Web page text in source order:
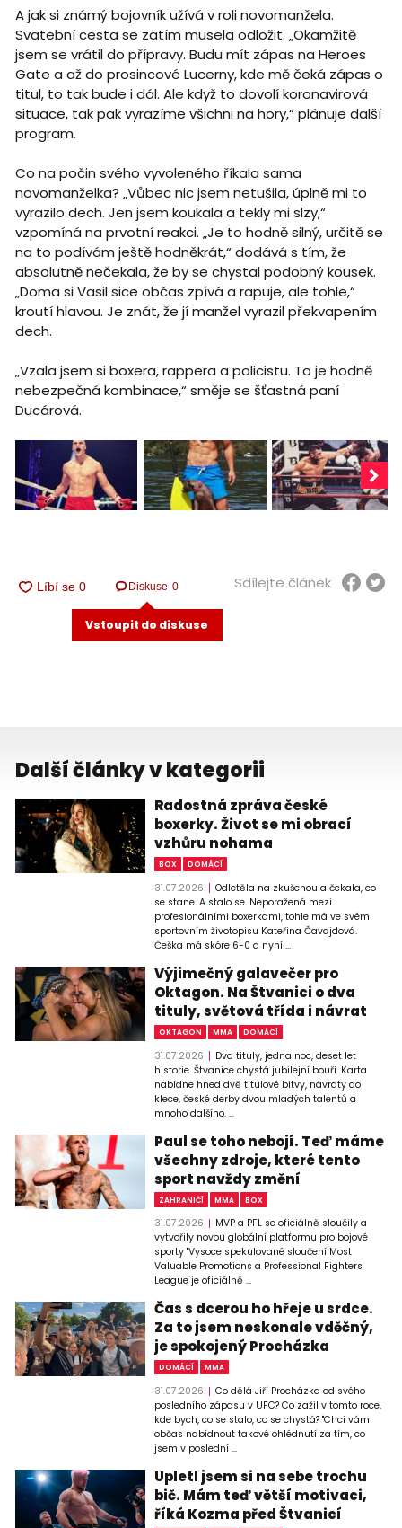
A jak si známý bojovník užívá v roli novomanžela.
Svatební cesta se zatím musela odložit. „Okamžitě
jsem se vrátil do přípravy. Budu mít zápas na Heroes
Gate a až do prosincové Lucerny, kde mě čeká zápas o
titul, to tak bude i dál. Ale když to dovolí koronavirová
situace, tak pak vyrazíme všichni na hory,“ plánuje další
program.
Co na počin svého vyvoleného říkala sama
novomanželka? „Vůbec nic jsem netušila, úplně mi to
vyrazilo dech. Jen jsem koukala a tekly mi slzy,“
vzpomíná na prvotní reakci. „Je to hodně silný, určitě se
na to podívám ještě hodněkrát,“ dodává s tím, že
absolutně nečekala, že by se chystal podobný kousek.
„Doma si Vasil sice občas zpívá a rapuje, ale tohle,“
kroutí hlavou. Je znát, že jí manžel vyrazil překvapením
dech.
„Vzala jsem si boxera, rappera a policistu. To je hodně
nebezpečná kombinace,“ směje se šťastná paní
Ducárová.
Diskuse 0
Vstoupit do diskuse
Sdílejte článek
Další články v kategorii
Radostná zpráva české
boxerky. Život se mi obrací
vzhůru nohama
BOX DOMÁCÍ
31.07.2026
Odletěla na zkušenou a čekala, co
se stane. A stalo se. Neporažená mezi
profesionálními boxerkami, tohle má ve svém
sportovním životopisu Kateřina Čavajdová.
Češka má skóre 6-0 a nyní ...
Výjimečný galavečer pro
Oktagon. Na Štvanici o dva
tituly, světová třída i návrat
OKTAGON MMA DOMÁCÍ
31.07.2026
Dva tituly, jedna noc, deset let
historie. Štvanice chystá jubilejní bouři. Karta
nabídne hned dvě titulové bitvy, návraty do
klece, české derby dvou mladých talentů a
mnoho dalšího. ...
Paul se toho nebojí. Teď máme
všechny zdroje, které tento
sport navždy změní
ZAHRANIČÍ MMA BOX
31.07.2026
MVP a PFL se oficiálně sloučily a
vytvořily novou globální platformu pro bojové
sporty "Vysoce spekulované sloučení Most
Valuable Promotions a Professional Fighters
League je oficiálně ...
Čas s dcerou ho hřeje u srdce.
Za to jsem neskonale vděčný,
je spokojený Procházka
DOMÁCÍ MMA
31.07.2026
Co dělá Jiří Procházka od svého
posledního zápasu v UFC? Co zažil v tomto roce,
kde bych, co se stalo, co se chystá? "Chci vám
občas nabídnout takové ohlédnutí za tím, co
jsem v poslední ...
Upletl jsem si na sebe trochu
bič. Mám teď větší motivaci,
říká Kozma před Štvanicí